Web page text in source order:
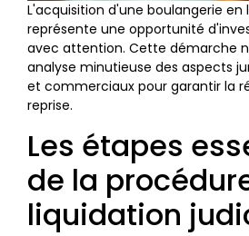
L'acquisition d'une boulangerie en
représente une opportunité
avec attention. Cette démarche
analyse minutieuse des aspects
et commerciaux pour garantir la
reprise.
Les étapes
de la
liquidation